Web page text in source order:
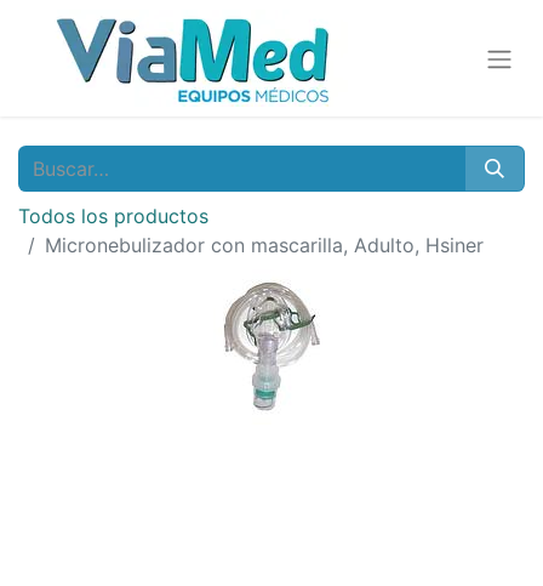
Todos los productos
Micronebulizador con mascarilla, Adulto, Hsiner